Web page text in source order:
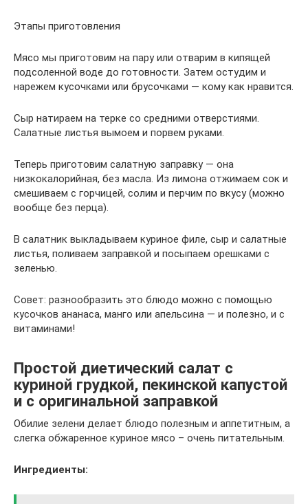
Этапы приготовления
Мясо мы приготовим на пару или отварим в кипящей
подсоленной воде до готовности. Затем остудим и
нарежем кусочками или брусочками — кому как нравится.
Сыр натираем на терке со средними отверстиями.
Салатные листья вымоем и порвем руками.
Теперь приготовим салатную заправку — она
низкокалорийная, без масла. Из лимона отжимаем сок и
смешиваем с горчицей, солим и перчим по вкусу (можно
вообще без перца).
В салатник выкладываем куриное филе, сыр и салатные
листья, поливаем заправкой и посыпаем орешками с
зеленью.
Совет: разнообразить это блюдо можно с помощью
кусочков ананаса, манго или апельсина — и полезно, и с
витаминами!
Простой диетический салат с
куриной грудкой, пекинской капустой
и с оригинальной заправкой
Обилие зелени делает блюдо полезным и аппетитным, а
слегка обжаренное куриное мясо – очень питательным.
Ингредиенты: